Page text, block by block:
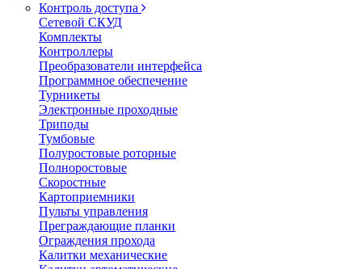
Контроль доступа
Сетевой СКУД
Комплекты
Контроллеры
Преобразователи интерфейса
Программное обеспечение
Турникеты
Электронные проходные
Триподы
Тумбовые
Полуростовые роторные
Полноростовые
Скоростные
Картоприемники
Пульты управления
Преграждающие планки
Ограждения прохода
Калитки механические